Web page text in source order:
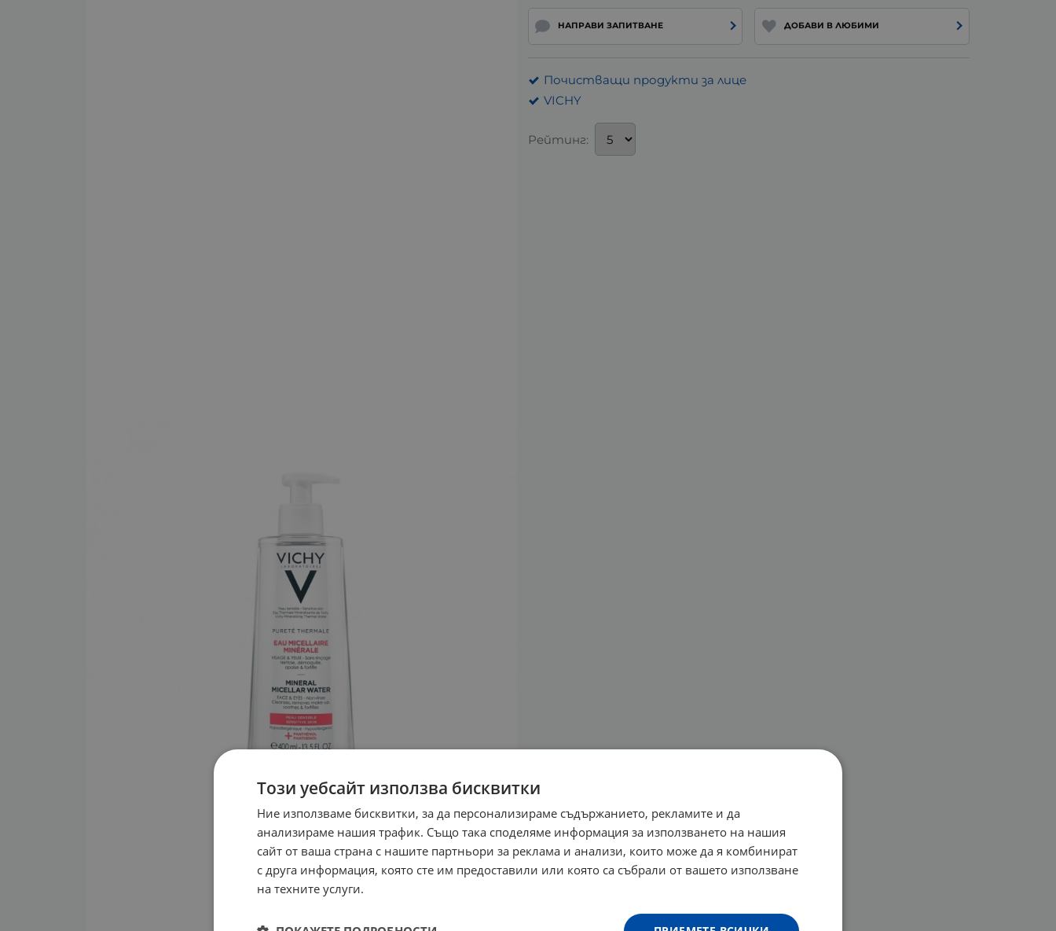
НАПРАВИ ЗАПИТВАНЕ ДОБАВИ В ЛЮБИМИ
Почистващи продукти за лице
VICHY
Рейтинг:
Този уебсайт използва бисквитки
Ние използваме бисквитки, за да персонализираме съдържанието, рекламите и да
анализираме нашия трафик. Също така споделяме информация за използването на нашия
сайт от ваша страна с нашите партньори за реклама и анализи, които може да я комбинират
с друга информация, която сте им предоставили или която са събрали от вашето използване
на техните услуги.